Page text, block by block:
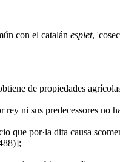
con el catalán esplet,
de propiedades
rey ni sus predecessores no
que por·la dita causa